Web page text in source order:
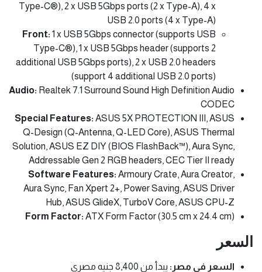
Type-C®), 2 x USB 5Gbps ports (2 x Type-A), 4 x
USB 2.0 ports (4 x Type-A)
Front: 1 x USB 5Gbps connector (supports USB
Type-C®), 1 x USB 5Gbps header (supports 2
additional USB 5Gbps ports), 2 x USB 2.0 headers
(support 4 additional USB 2.0 ports)
Audio: Realtek 7.1 Surround Sound High Definition Audio
CODEC
Special Features: ASUS 5X PROTECTION III, ASUS
Q-Design (Q-Antenna, Q-LED Core), ASUS Thermal
Solution, ASUS EZ DIY (BIOS FlashBack™), Aura Sync,
Addressable Gen 2 RGB headers, CEC Tier II ready
Software Features: Armoury Crate, Aura Creator,
Aura Sync, Fan Xpert 2+, Power Saving, ASUS Driver
Hub, ASUS GlideX, TurboV Core, ASUS CPU-Z
Form Factor: ATX Form Factor (30.5 cm x 24.4 cm)
السعر
السعر في مصر: يبدأ من 8,400 جنيه مصري